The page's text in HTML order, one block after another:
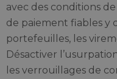
avec des conditions
de paiement fiables y
portefeuilles, les
Désactiver
les verrouillages de